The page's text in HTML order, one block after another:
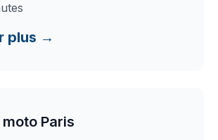
plus →
Paris